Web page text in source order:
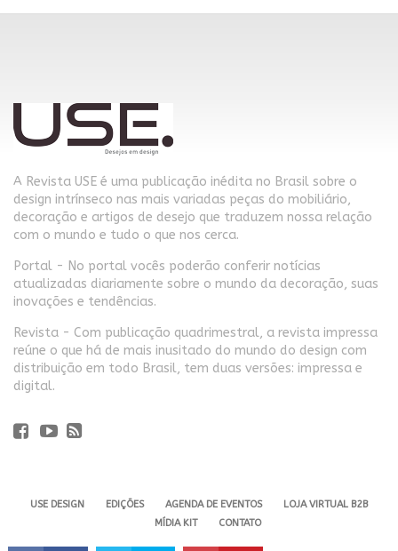
A Revista USE é uma publicação inédita no Brasil sobre o
design intrínseco nas mais variadas peças do mobiliário,
decoração e artigos de desejo que traduzem nossa relação
com o mundo e tudo o que nos cerca.
Portal - No portal vocês poderão conferir notícias
atualizadas diariamente sobre o mundo da decoração, suas
inovações e tendências.
Revista - Com publicação quadrimestral, a revista impressa
reúne o que há de mais inusitado do mundo do design com
distribuição em todo Brasil, tem duas versões: impressa e
digital.
USE DESIGN EDIÇÕES AGENDA DE EVENTOS
LOJA VIRTUAL B2B
MÍDIA KIT
CONTATO